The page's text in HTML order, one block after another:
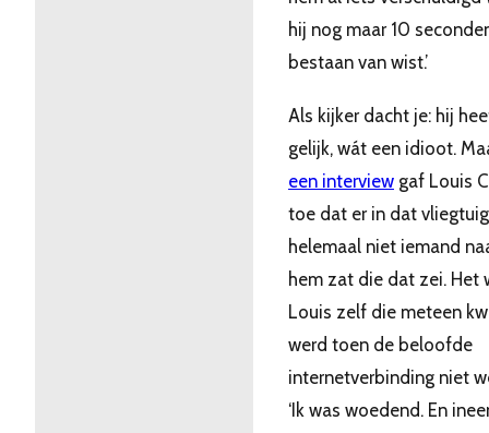
hij nog maar 10
bestaan van wist.’
Als kijker dacht je: hij
gelijk, wát een idioot.
een interview gaf Louis
toe dat er in dat vliegtuig
helemaal niet iemand
hem zat die dat zei. Het
Louis zelf die meteen
werd toen de beloofde
internetverbinding niet
‘Ik was woedend. En